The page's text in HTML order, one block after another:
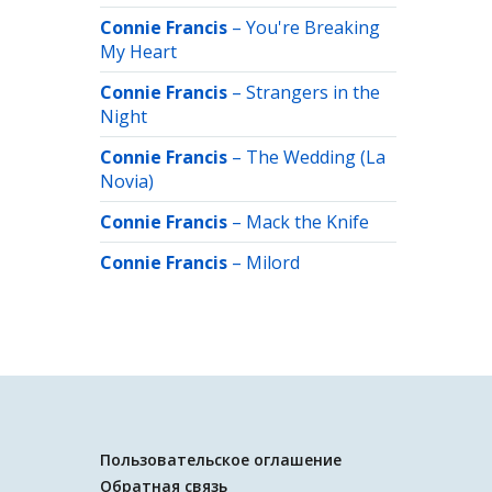
Connie Francis – You're Breaking
My Heart
Connie Francis – Strangers in the
Night
Connie Francis – The Wedding (La
Novia)
Connie Francis – Mack the Knife
Connie Francis – Milord
Пользовательское оглашение
Обратная связь